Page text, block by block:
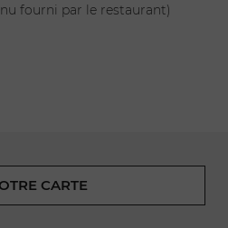
fourni par le restaurant)
CARTE